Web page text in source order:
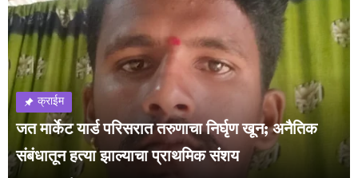
क्राईम
जत मार्केट यार्ड परिसरात तरुणाचा निर्घृण खून; अनैतिक
संबंधातून हत्या झाल्याचा प्राथमिक संशय